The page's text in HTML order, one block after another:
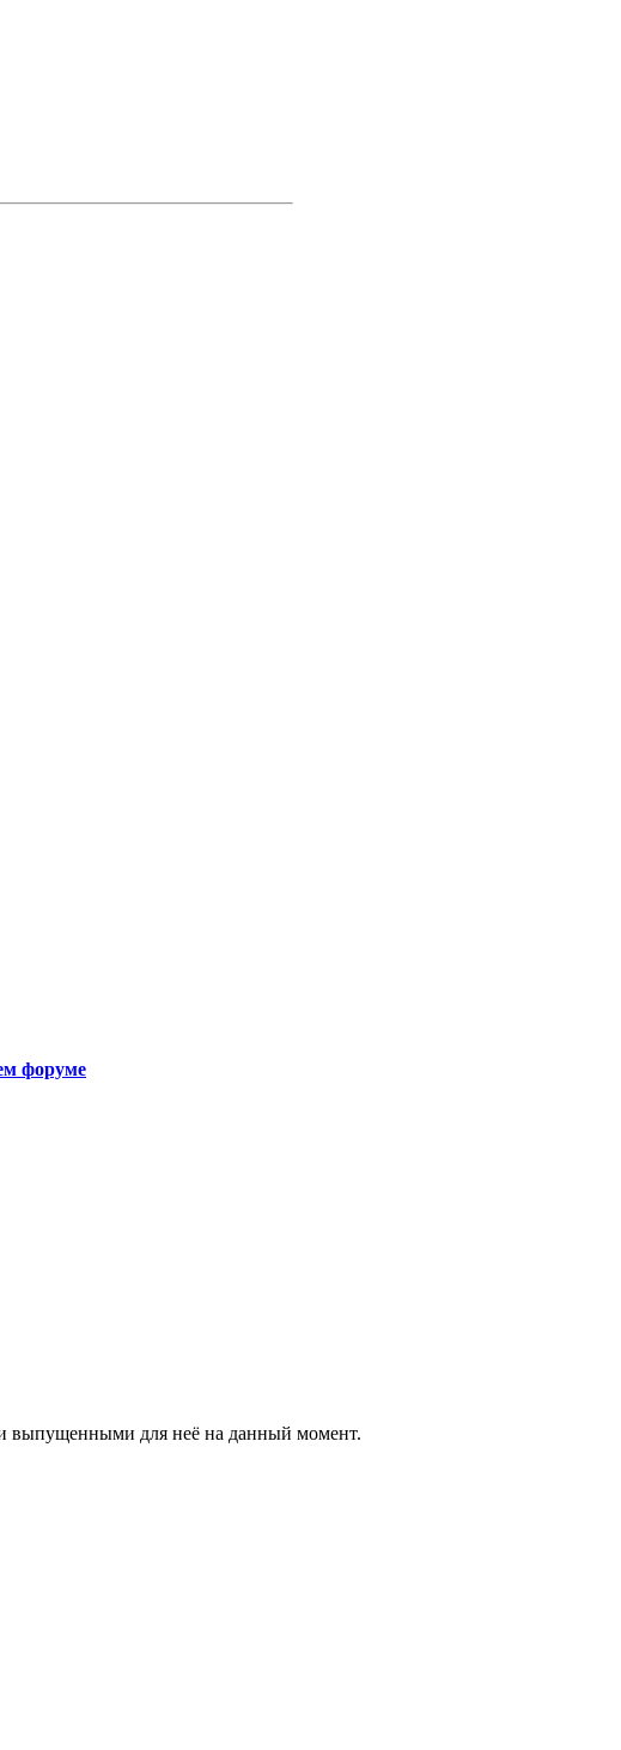
форуме
выпущенными для неё на данный момент.